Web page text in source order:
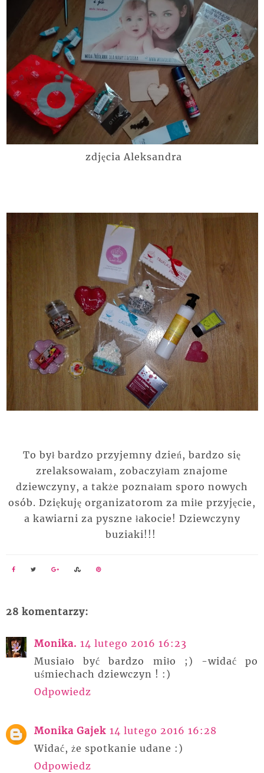
zdjęcia Aleksandra
To był bardzo przyjemny dzień, bardzo się
zrelaksowałam, zobaczyłam znajome
dziewczyny, a także poznałam sporo nowych
osób. Dziękuję organizatorom za miłe przyjęcie,
a kawiarni za pyszne łakocie! Dziewczyny
buziaki!!!
28 komentarzy:
Monika. 14 lutego 2016 16:23
Musiało być bardzo miło ;) -widać po
uśmiechach dziewczyn ! :)
Odpowiedz
Monika Gajek 14 lutego 2016 16:28
Widać, że spotkanie udane :)
Odpowiedz